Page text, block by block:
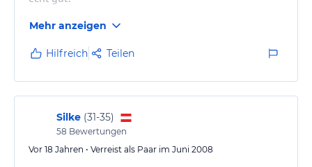
Zimmer sehr genau angesehen habe. Unter dem Bett
sind Sachen gelegen und es war auch an ein paar
Stellen ein bisschen zu viel staub.
Das Essen war dafür wieder sehr gut und man findet
sich leicht etwas, wenn es auch nur Salat sein sollte,
weil der glaube ich auch recht ausgiebig ist.
Es ist im großen und ganzen toll. Auchj für…
Mehr anzeigen
Hilfreich Teilen
Silke (31-35)
58 Bewertungen
Vor 18 Jahren • Verreist als Paar im Juni 2008